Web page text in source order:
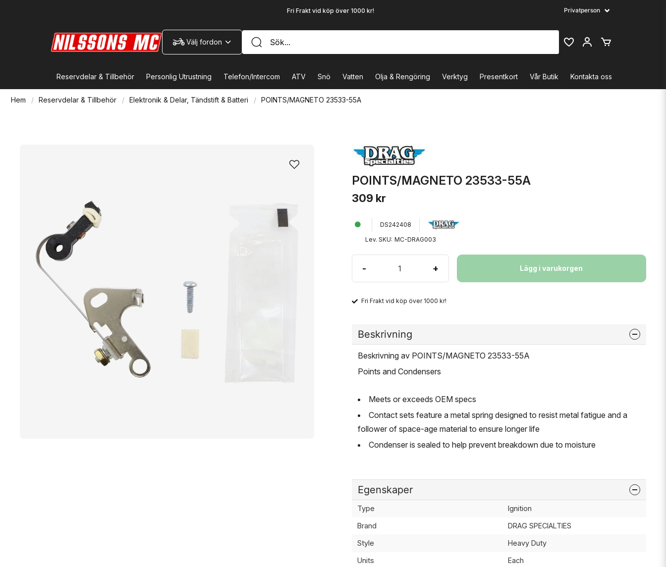
Fri Frakt vid köp över 1000 kr!
Välj fordon
Reservdelar & Tillbehör Personlig Utrustning Telefon/Intercom ATV Snö Vatten Olja & Rengöring Verktyg Presentkort Vår Butik Kontakta oss
Hem Reservdelar & Tillbehör Elektronik & Delar, Tändstift & Batteri POINTS/MAGNETO 23533-55A
POINTS/MAGNETO 23533-55A
309 kr
DS242408
Lev. SKU: MC-DRAG003
- + Lägg i varukorgen
Fri Frakt vid köp över 1000 kr!
Beskrivning
Beskrivning av POINTS/MAGNETO 23533-55A
Points and Condensers
Meets or exceeds OEM specs
Contact sets feature a metal spring designed to resist metal fatigue and a
follower of space-age material to ensure longer life
Condenser is sealed to help prevent breakdown due to moisture
Egenskaper
Type Ignition
Brand DRAG SPECIALTIES
Style Heavy Duty
Units Each